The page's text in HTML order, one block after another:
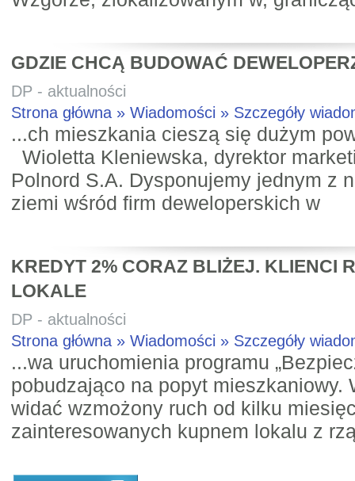
GDZIE CHCĄ BUDOWAĆ
DP - aktualności
Strona główna » Wiadomości » Szczegóły
...ch mieszkania cieszą się dużym
Wioletta Kleniewska, dyrektor
Polnord S.A. Dysponujemy jednym z
ziemi wśród firm deweloperskich w
KREDYT 2% CORAZ BLIŻEJ. KLIENCI
LOKALE
DP - aktualności
Strona główna » Wiadomości » Szczegóły
...wa uruchomienia programu
pobudzająco na popyt mieszkaniowy.
widać wzmożony ruch od kilku
zainteresowanych kupnem lokalu z